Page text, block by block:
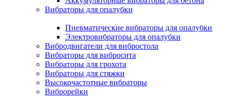
Вибраторы для опалубки
Пневматические вибраторы для опалубки
Электровибраторы для опалубки
Вибродвигатели для вибростола
Вибраторы для вибросита
Вибраторы для грохота
Вибраторы для стяжки
Высокочастотные вибраторы
Виброрейки